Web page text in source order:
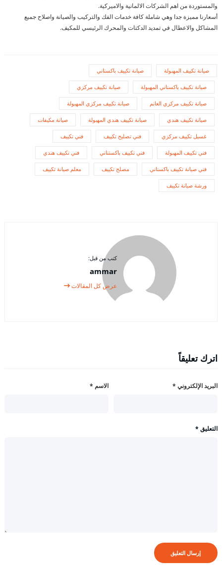
والمستوردة من اهم الشركات الالمانية والاميركية.
أسعارنا مميزة جدا وهي شاملة كافة خدمات الفك والتركيب والصيانة واصلاح جميع
المشاكل والاعطال في تمديد الدكتات والمحرك الرئيسي للمكيف.
صيانة تكييف المهبولة صيانة تكييف باكستاني
صيانة تكييف باكستاني المهبولة صيانة تكييف مركزي
صيانة تكييف مركزي الغانم صيانة تكييف مركزي المهبولة
صيانة تكييف هندي صيانة تكييف هندي المهبولة صيانة مكيفات
غسيل تكييف مركزي فني تصليح تكييف فني تكييف
فني تكييف المهبولة فني تكييف باكستناني فني تكييف هندي
فني صيانة تكييف باكستاني مصلح تكييف معلم صيانة تكييف
ورشة صيانة تكييف
كتب من قبل:
ammar
عرض كل المقالات
اترك تعليقاً
الاسم * البريد الإلكتروني *
التعليق *